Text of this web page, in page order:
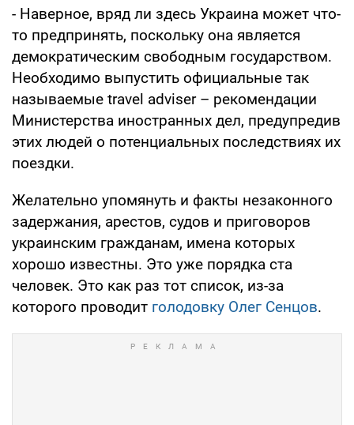
- Наверное, вряд ли здесь Украина может что-
то предпринять, поскольку она является
демократическим свободным государством.
Необходимо выпустить официальные так
называемые travel adviser – рекомендации
Министерства иностранных дел, предупредив
этих людей о потенциальных последствиях их
поездки.
Желательно упомянуть и факты незаконного
задержания, арестов, судов и приговоров
украинским гражданам, имена которых
хорошо известны. Это уже порядка ста
человек. Это как раз тот список, из-за
которого проводит голодовку Олег Сенцов.